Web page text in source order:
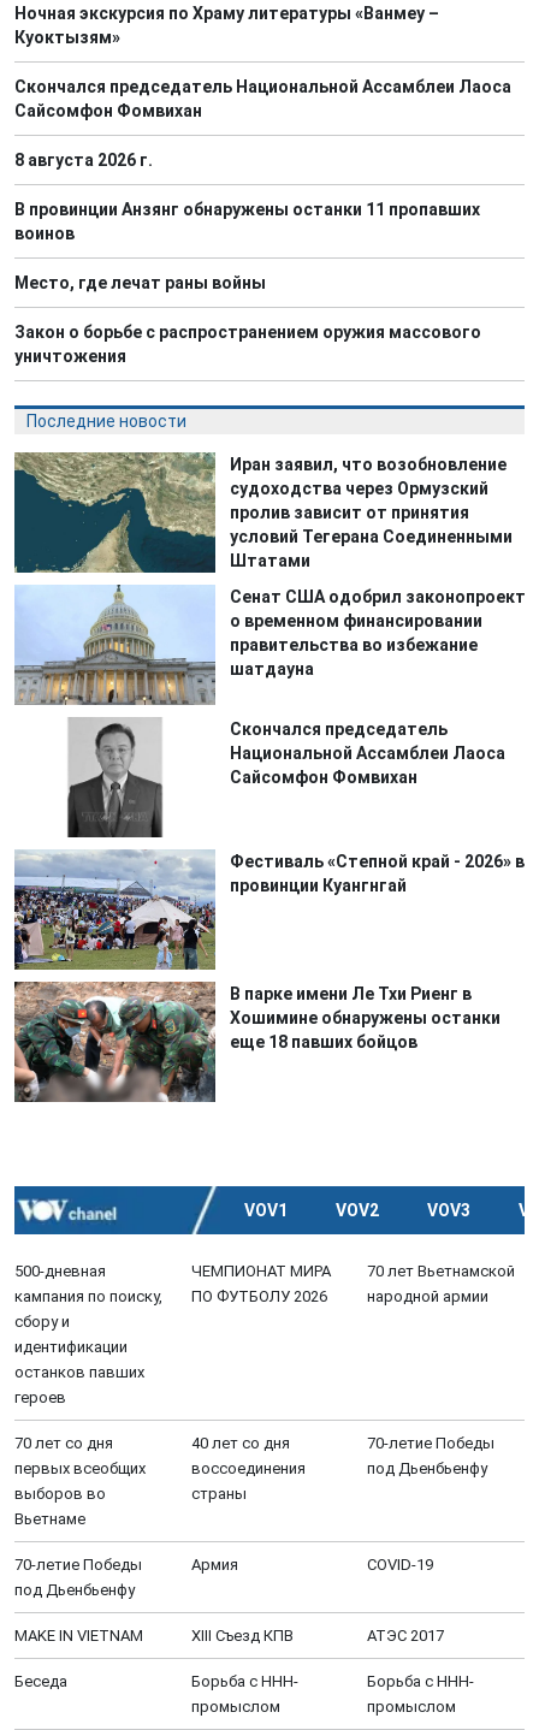
Ночная экскурсия по Храму литературы «Ванмеу –
Куоктызям»
Скончался председатель Национальной Ассамблеи Лаоса
Сайсомфон Фомвихан
8 августа 2026 г.
В провинции Анзянг обнаружены останки 11 пропавших
воинов
Место, где лечат раны войны
Закон о борьбе с распространением оружия массового
уничтожения
Последние новости
Иран заявил, что возобновление
судоходства через Ормузский
пролив зависит от принятия
условий Тегерана Соединенными
Штатами
Сенат США одобрил законопроект
о временном финансировании
правительства во избежание
шатдауна
Скончался председатель
Национальной Ассамблеи Лаоса
Сайсомфон Фомвихан
Фестиваль «Степной край - 2026» в
провинции Куангнгай
В парке имени Ле Тхи Риенг в
Хошимине обнаружены останки
еще 18 павших бойцов
VOV1 VOV2 VOV3
500-дневная
кампания по поиску,
сбору и
идентификации
останков павших
героев
ЧЕМПИОНАТ МИРА
ПО ФУТБОЛУ 2026
70 лет Вьетнамской
народной армии
70 лет со дня
первых всеобщих
выборов во
Вьетнаме
40 лет со дня
воссоединения
страны
70-летие Победы
под Дьенбьенфу
70-летие Победы
под Дьенбьенфу
Aрмия COVID-19
MAKE IN VIETNAM XIII Cъезд КПВ АТЭС 2017
Беседа
Борьба с ННН-
промыслом
Борьба с ННН-
промыслом